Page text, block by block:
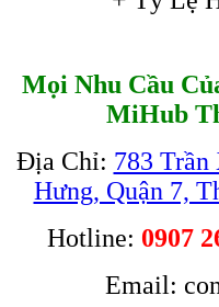
Mọi Nhu Cầu
MiHub
Địa Chỉ: 783 Trần
Hưng, Quận 7,
Hotline: 0907
Email: